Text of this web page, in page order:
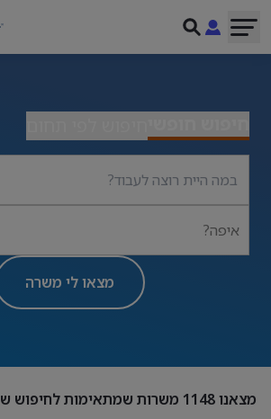
איפה?
מצאו לי משרה
מצאנו1148 משרות שמתאימות לחיפוש